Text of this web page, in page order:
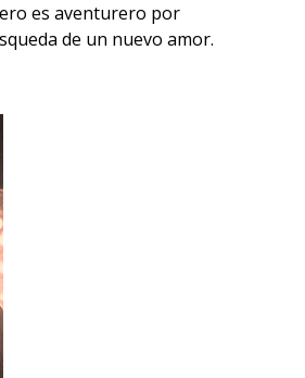
es aventurero por
de un nuevo amor.